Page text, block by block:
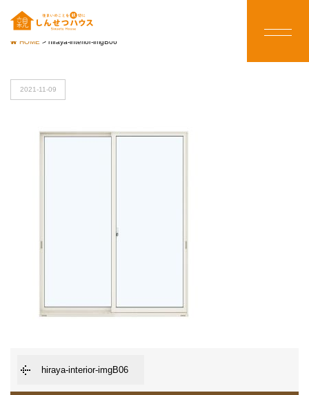
HOME > hiraya-interior-imgB06
2021-11-09
hiraya-interior-imgB06